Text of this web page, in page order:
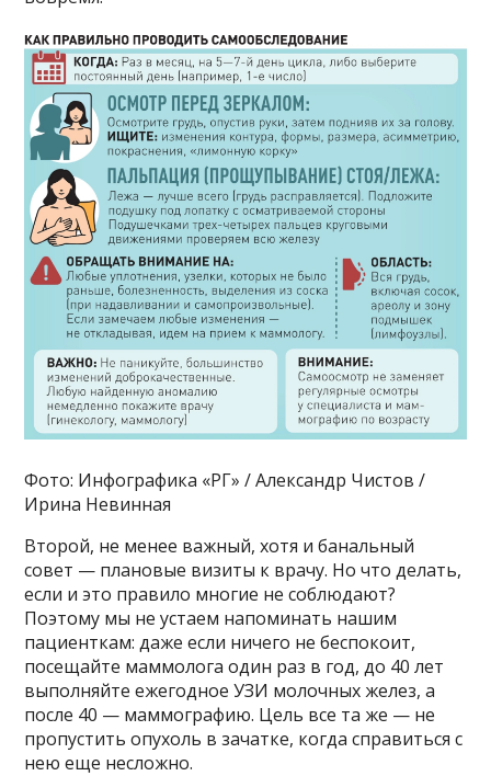
Фото: Инфографика «РГ» / Александр Чистов /
Ирина Невинная
Второй, не менее важный, хотя и банальный
совет — плановые визиты к врачу. Но что делать,
если и это правило многие не соблюдают?
Поэтому мы не устаем напоминать нашим
пациенткам: даже если ничего не беспокоит,
посещайте маммолога один раз в год, до 40 лет
выполняйте ежегодное УЗИ молочных желез, а
после 40 — маммографию. Цель все та же — не
пропустить опухоль в зачатке, когда справиться с
нею еще несложно.